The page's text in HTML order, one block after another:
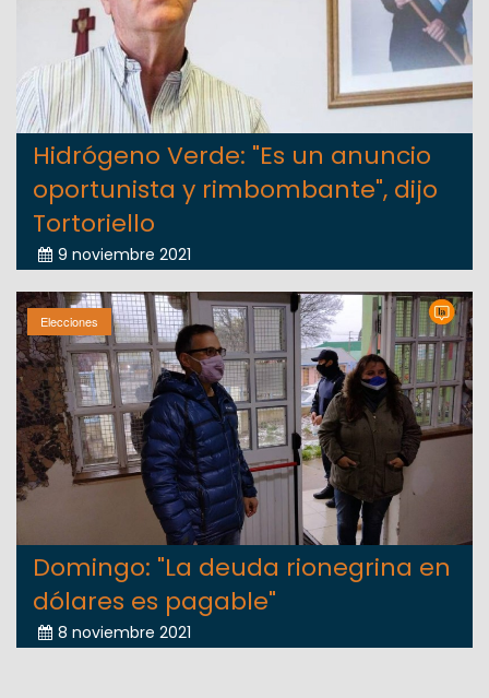
Hidrógeno Verde: "Es un anuncio
oportunista y rimbombante", dijo
Tortoriello
9 noviembre 2021
Elecciones
Domingo: "La deuda rionegrina en
dólares es pagable"
8 noviembre 2021